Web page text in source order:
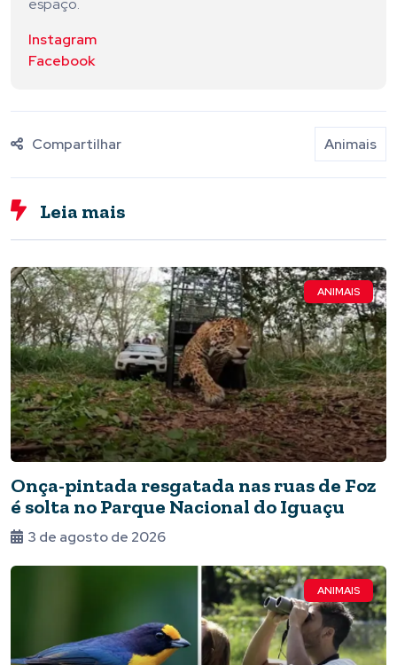
espaço.
Instagram
Facebook
Compartilhar Animais
Leia mais
ANIMAIS
Onça-pintada resgatada nas ruas de Foz
é solta no Parque Nacional do Iguaçu
3 de agosto de 2026
ANIMAIS